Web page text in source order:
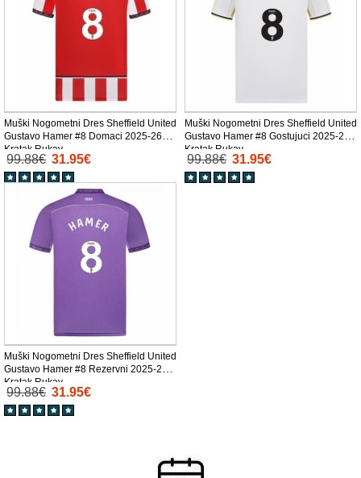
Muški Nogometni Dres Sheffield United
Gustavo Hamer #8 Domaci 2025-26
Kratak Rukav
99.88€ 31.95€
Muški Nogometni Dres Sheffield United
Gustavo Hamer #8 Gostujuci 2025-26
Kratak Rukav
99.88€ 31.95€
Muški Nogometni Dres Sheffield United
Gustavo Hamer #8 Rezervni 2025-26
Kratak Rukav
99.88€ 31.95€